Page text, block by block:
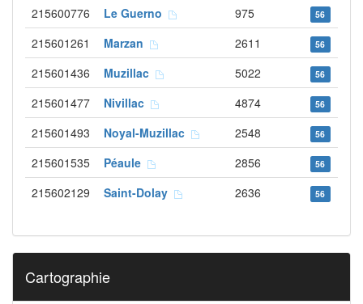
215600776 Le Guerno 975 56
215601261 Marzan 2611 56
215601436 Muzillac 5022 56
215601477 Nivillac 4874 56
215601493 Noyal-Muzillac 2548 56
215601535 Péaule 2856 56
215602129 Saint-Dolay 2636 56
Cartographie